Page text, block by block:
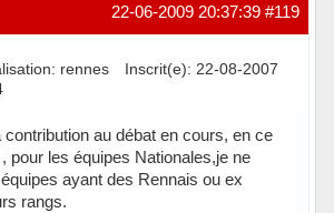
#119
22-06-2009 20:37:39
rennes
Inscrit(e): 22-08-2007
contribution au débat en cours, en ce
pour les équipes Nationales,je ne
ayant des Rennais ou ex
rangs.